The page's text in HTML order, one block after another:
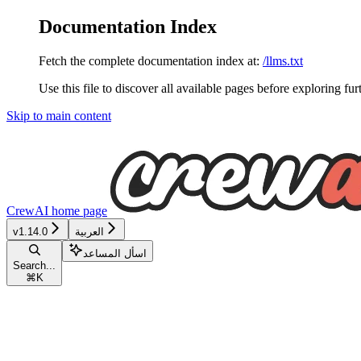
Documentation Index
Fetch the complete documentation index at: /llms.txt
Use this file to discover all available pages before exploring
Skip to main content
CrewAI home page
v1.14.0 العربية
Search...
⌘ K
اسأل المساعد